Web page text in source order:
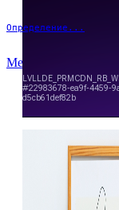
Определение...
Меню